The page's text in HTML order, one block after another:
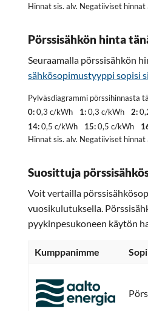
Hinnat sis. alv. Negatiiviset hinnat
Pörssisähkön hinta
Seuraamalla pörssisähkön
sähkösopimustyyppi sopisi
Pylväsdiagrammi pörssihinnasta
0:0,3 c/kWh 1:0,3 c/kWh 2:
14:0,5 c/kWh 15:0,5 c/kWh
Hinnat sis. alv. Negatiiviset hinnat
Suosittuja
Voit vertailla
vuosikulutuksella.
pyykinpesukoneen käytön
Kumppanimme